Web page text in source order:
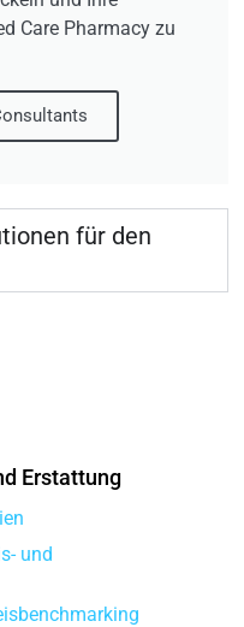
Care Pharmacy zu
für den
Erstattung
und